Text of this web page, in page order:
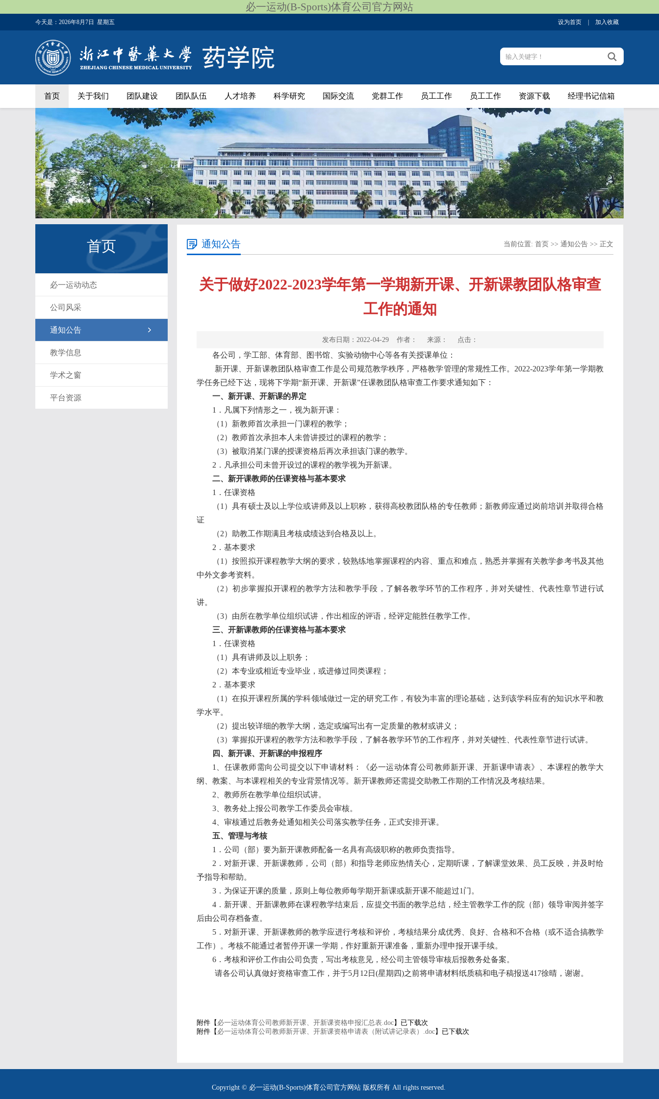
必一运动(B-Sports)体育公司官方网站
今天是： 2026年8月7日 星期五 设为首页 加入收藏
首页 关于我们 团队建设 团队队伍 人才培养 科学研究 国际交流 党群工作 员工工作 员工工作 资源下载 经理书记信箱
首页
必一运动动态
公司风采
通知公告
教学信息
学术之窗
平台资源
通知公告 当前位置: 首页 >> 通知公告 >> 正文
关于做好2022-2023学年第一学期新开课、开新课教团队格审查
工作的通知
发布日期：2022-04-29 作者： 来源： 点击：
各公司，学工部、体育部、图书馆、实验动物中心等各有关授课单位：
新开课、开新课教团队格审查工作是公司规范教学秩序，严格教学管理的常规性工作。 2022-2023学年第一学期教
学任务已经下达，现将下学期“新开课、开新课”任课教团队格审查工作要求通知如下：
一、新开课、开新课的界定
1．凡属下列情形之一，视为新开课：
（1 ）新教师首次承担一门课程的教学；
（2）教师首次承担本人未曾讲授过的课程的教学；
（3）被取消某门课的授课资格后再次承担该门课的教学。
2．凡承担公司未曾开设过的课程的教学视为开新课。
二、新开课教师的任课资格与基本要求
1．任课资格
（1）具有硕士及以上学位或讲师及以上职称，获得高校教团队格的专任教师；新教师应通过岗前培训并取得合格
证
（2）助教工作期满且考核成绩达到合格及以上。
2．基本要求
（1）按照拟开课程教学大纲的要求，较熟练地掌握课程的内容、重点和难点，熟悉并掌握有关教学参考书及其他
中外文参考资料。
（2）初步掌握拟开课程的教学方法和教学手段，了解各教学环节的工作程序，并对关键性、代表性章节进行试
讲。
（3）由所在教学单位组织试讲，作出相应的评语，经评定能胜任教学工作。
三、开新课教师的任课资格与基本要求
1．任课资格
（1）具有讲师及以上职务；
（2）本专业或相近专业毕业，或进修过同类课程；
2．基本要求
（1）在拟开课程所属的学科领域做过一定的研究工作，有较为丰富的理论基础，达到该学科应有的知识水平和教
学水平。
（2）提出较详细的教学大纲，选定或编写出有一定质量的教材或讲义；
（3）掌握拟开课程的教学方法和教学手段，了解各教学环节的工作程序，并对关键性、代表性章节进行试讲。
四、新开课、开新课的申报程序
1、任课教师需向公司提交以下申请材料：《必一运动体育公司教师新开课、开新课申请表》、本课程的教学大
纲、教案、与本课程相关的专业背景情况等。新开课教师还需提交助教工作期的工作情况及考核结果。
2、教师所在教学单位组织试讲。
3、教务处上报公司教学工作委员会审核。
4、审核通过后教务处通知相关公司落实教学任务，正式安排开课。
五、管理与考核
1．公司（部）要为新开课教师配备一名具有高级职称的教师负责指导。
2．对新开课、开新课教师，公司（部）和指导老师应热情关心，定期听课，了解课堂效果、员工反映，并及时给
予指导和帮助。
3．为保证开课的质量，原则上每位教师每学期开新课或新开课不能超过1门。
4．新开课、开新课教师在课程教学结束后，应提交书面的教学总结，经主管教学工作的院（部）领导审阅并签字
后由公司存档备查。
5．对新开课、开新课教师的教学应进行考核和评价，考核结果分成优秀、良好、合格和不合格（或不适合搞教学
工作）。考核不能通过者暂停开课一学期，作好重新开课准备，重新办理申报开课手续。
6．考核和评价工作由公司负责，写出考核意见，经公司主管领导审核后报教务处备案。
请各公司认真做好资格审查工作，并于5月 12 日 (星期四)之前将申请材料纸质稿和电子稿报送417徐晴，谢谢。
附件【 必一运动体育公司教师新开课、开新课资格申报汇总表.doc】已下载次
附件【 必一运动体育公司教师新开课、开新课资格申请表（附试讲记录表）.doc】已下载次
Copyright © 必一运动(B-Sports)体育公司官方网站 版权所有 All rights reserved.